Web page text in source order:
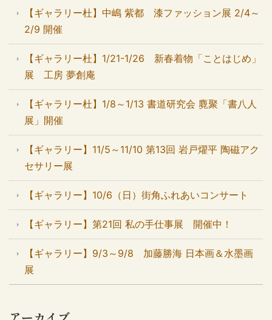
【ギャラリー杜】中嶋 紫都 漆ファッション展 2/4～
2/9 開催
【ギャラリー杜】1/21-1/26 新春着物「ことはじめ」
展 工房 夢創庵
【ギャラリー杜】1/8～1/13 書道研究会 麑聚「書八人
展」開催
【ギャラリー】11/5～11/10 第13回 岩戸燿平 陶磁アク
セサリー展
【ギャラリー】10/6（日）街角ふれあいコンサート
【ギャラリー】第21回 私の手仕事展 開催中！
【ギャラリー】9/3～9/8 加藤勝海 日本画＆水墨画
展